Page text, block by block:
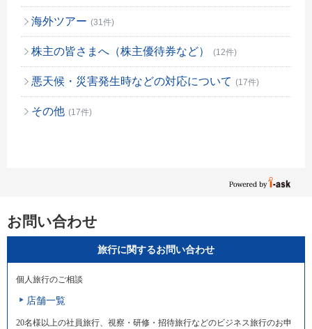
海外ツアー (31件)
株主の皆さまへ（株主優待券など） (12件)
悪天候・災害発生時などの対応について (17件)
その他 (17件)
お問い合わせ
旅行に関するお問い合わせ
個人旅行のご相談
店舗一覧
20名様以上の社員旅行、視察・研修・招待旅行などのビジネス旅行のお申